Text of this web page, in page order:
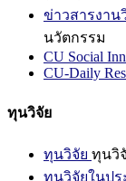
ข่าวสารงาน
นวัตกรรม
CU Social
CU-Daily
ทุนวิจัย
ทุนวิจัย ทุนวิ
ทุนวิจัยในปร